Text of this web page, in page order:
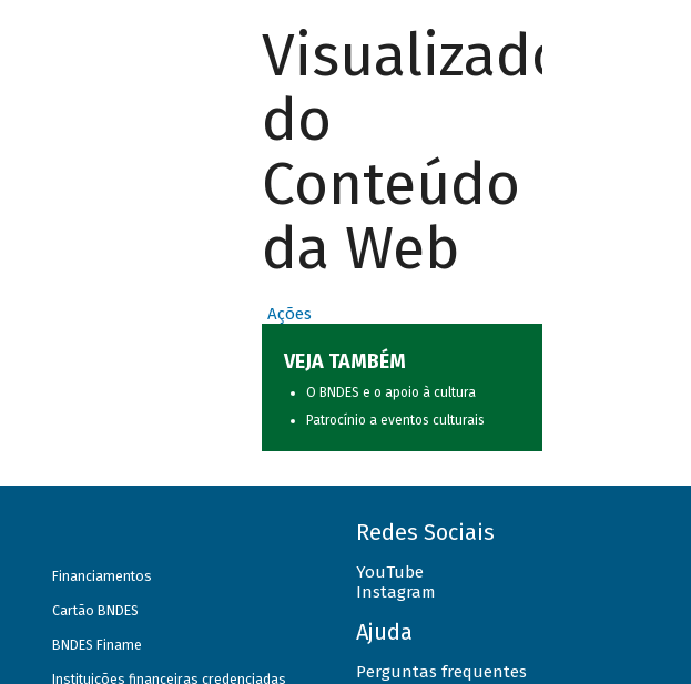
Visualizador
do
Conteúdo
da Web
Ações
VEJA TAMBÉM
O BNDES e o apoio à cultura
Patrocínio a eventos culturais
Financiamentos
Cartão BNDES
BNDES Finame
Instituições financeiras credenciadas
Redes Sociais
YouTube
Instagram
Ajuda
Perguntas frequentes